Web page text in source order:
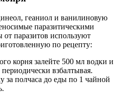
геаниол и ванилиновую
паразитическими
паразитов используют
по рецепту:
корня залейте 500 мл водки и
взбалтывая.
за полчаса до еды по 1 чайной